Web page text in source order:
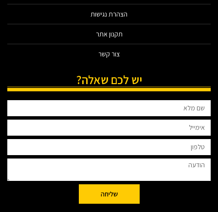
הצהרת נגישות
תקנון אתר
צור קשר
יש לכם שאלה?
שליחה